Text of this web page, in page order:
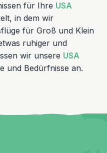
für Ihre USA
in dem wir
für Groß und Klein
ruhiger und
wir unsere USA
und Bedürfnisse an.